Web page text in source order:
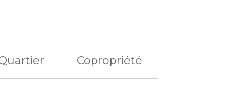
Copropriété